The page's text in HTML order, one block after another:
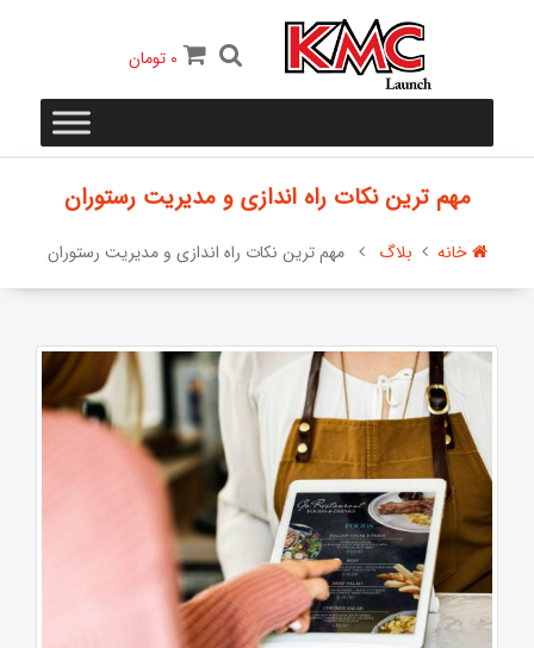
0 تومان
مهم ترین نکات راه اندازی و مدیریت رستوران
خانه بلاگ مهم ترین نکات راه اندازی و مدیریت رستوران